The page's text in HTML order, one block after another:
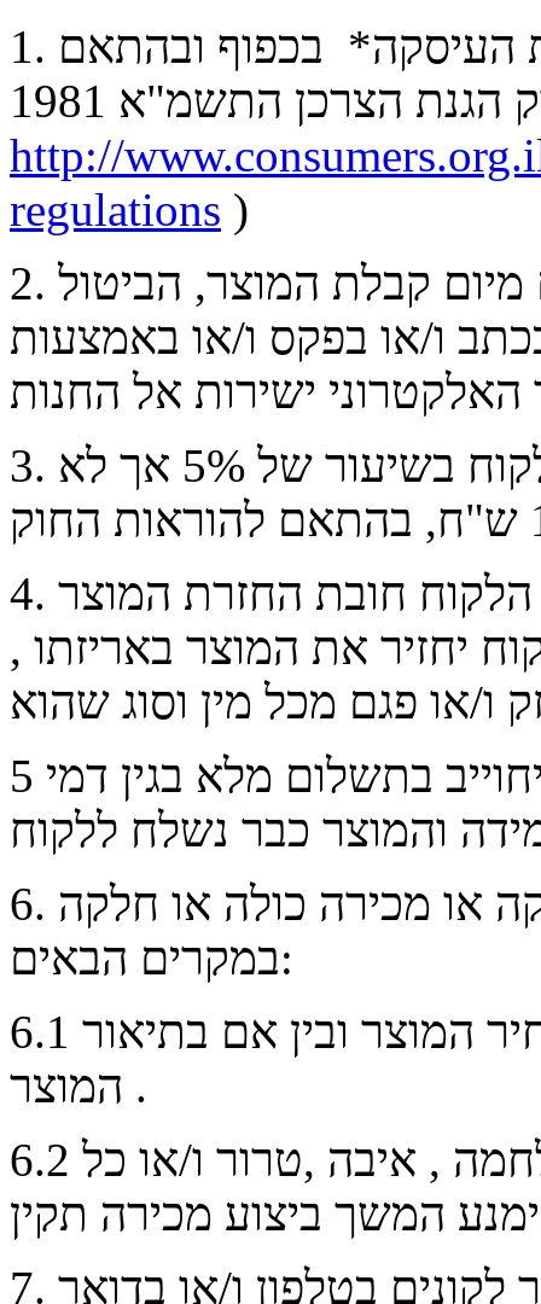
1. ככלל הלקוח רשאי לבטל את העיסקה* בכפוף ובהתאם
http://
regulations )
2. ניתן לבטל רכישת מוצר 14 יום מיום קבלת המוצר, הביטול
ו/או בפקס ו/או באמצעות
3. במקרה של ביטול העיסקה יחוייב הלקוח בשיעור של 5% אך לא
4. אם סופק המוצר ללקוח , חלה על הלקוח חובת החזרת המוצר
יחזיר את המוצר באריזתו ,
5 מוסכם בין הצדדים כי הלקוח יחוייב בתשלום מלא בגין דמי
6. החנות תהא רשאית לבטל עיסקה או מכירה כולה או חלקה
במקרים הבאים:
6.1 נפלה טעות קולמוס , בין אם במחיר המוצר ובין אם בתיאור
המוצר .
6.2 במקרה של כוח עליון , פעולת מלחמה , איבה ,טרור ו/או כל
7. הודעה על ביטול המכירה תימסר לקונים בטלפון ו/או בדואר